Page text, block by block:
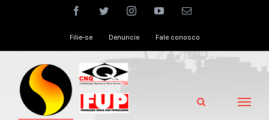
facebooktwitter instagramyoutubeEmail
Filie-se Denuncie Fale conosco